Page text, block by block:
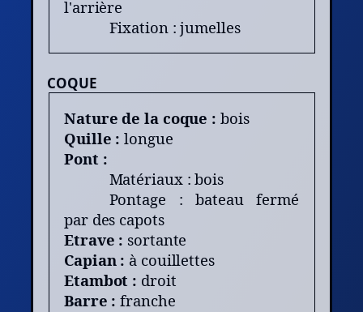
l'arrière
Fixation : jumelles
COQUE
Nature de la coque : bois
Quille :longue
Pont :
Matériaux : bois
Pontage : bateau fermé
par des capots
Etrave : sortante
Capian : à couillettes
Etambot : droit
Barre :franche